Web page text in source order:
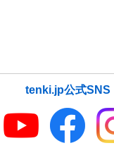
tenki.jp公式SNS